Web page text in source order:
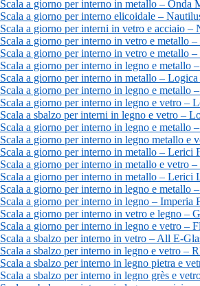
Scala a giorno per interno in metallo – Onda
Scala a giorno per interno elicoidale –
Scala a giorno per interni in vetro e acciaio –
Scala a giorno per interno in vetro e metallo
Scala a giorno per interno in vetro e metallo
Scala a giorno per interno in legno e metallo
Scala a giorno per interno in metallo –
Scala a giorno per interno in legno e metallo
Scala a giorno per interno in legno e vetro –
Scala a sbalzo per interni in legno e vetro –
Scala a giorno per interno in legno e metallo
Scala a giorno per interno in legno metallo e
Scala a giorno per interno in metallo – Lerici
Scala a giorno per interno in metallo e vetro
Scala a giorno per interno in metallo – Lerici
Scala a giorno per interno in legno e metallo
Scala a giorno per interno in legno – Imperia
Scala a giorno per interno in vetro e legno –
Scala a giorno per interno in legno e vetro –
Scala a sbalzo per interno in vetro – All E-
Scala a sbalzo per interno in legno e vetro –
Scala a sbalzo per interno in legno pietra e
Scala a sbalzo per interno in legno grès e